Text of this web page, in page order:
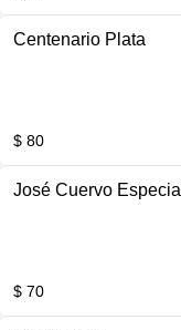
Centenario Plata
$ 80
José Cuervo Especial
$ 70